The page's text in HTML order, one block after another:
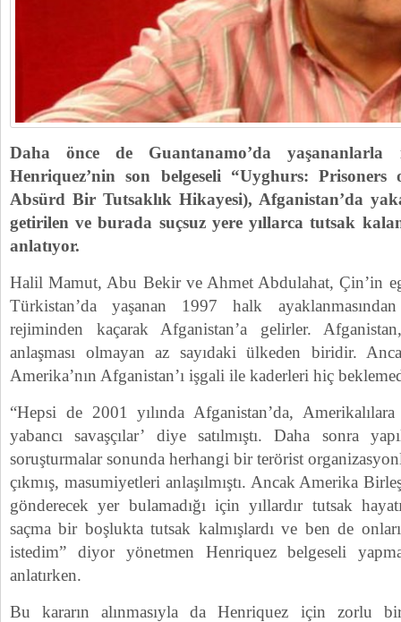
Daha önce de Guantanamo’da
Henriquez’nin son belgeseli “Uyghurs:
Absürd Bir Tutsaklık Hikayesi), Afganistan’da
getirilen ve burada suçsuz yere yıllarca tutsak
anlatıyor.
Halil Mamut, Abu Bekir ve Ahmet Abdulahat, Çin’in
Türkistan’da yaşanan 1997 halk
rejiminden kaçarak Afganistan’a gelirler.
anlaşması olmayan az sayıdaki ülkeden biridir.
Amerika’nın Afganistan’ı işgali ile kaderleri hiç
“Hepsi de 2001 yılında Afganistan’da,
yabancı savaşçılar’ diye satılmıştı. Daha sonra
soruşturmalar sonunda herhangi bir terörist
çıkmış, masumiyetleri anlaşılmıştı. Ancak Amerika
gönderecek yer bulamadığı için yıllardır tutsak
saçma bir boşlukta tutsak kalmışlardı ve ben de
istedim” diyor yönetmen Henriquez belgeseli yapma
anlatırken.
Bu kararın alınmasıyla da Henriquez için zorlu